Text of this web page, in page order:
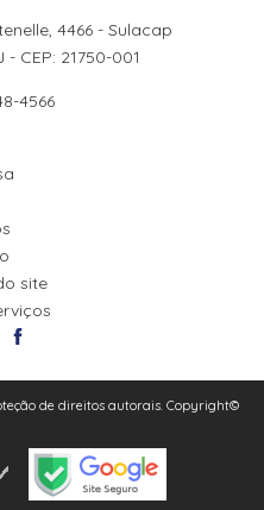
4466 - Sulacap
CEP: 21750-001
4566
site
de direitos autorais. Copyright©